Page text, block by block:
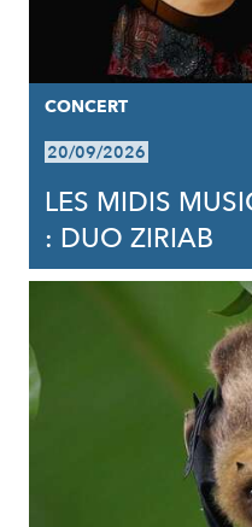
CONCERT
20/09/2026
LES MIDIS
: DUO ZIRIAB